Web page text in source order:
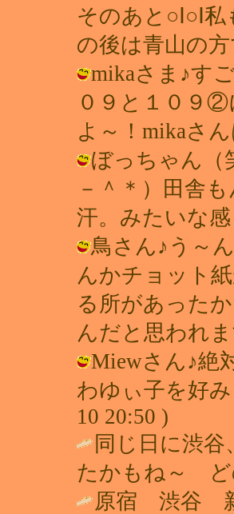
そのあと○Ⅰ○Ⅰ
の後は青山の
mikaさま♪す
０９と１０９②
よ～！mikaさ
ぼっちゃん（
－＾＊）田舎
汗。みたいな
鳥さん♪う～
んかチョット
る所があった
んだと思われ
Miewさん♪絶
わゆぃ子を好
10 20:50 )
同じ日に渋
たかもね～ ど
原宿 渋谷